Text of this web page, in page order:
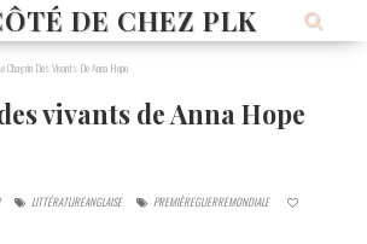
DE CHEZ PLK
Chagrin Des Vivants De Anna Hope
vivants de Anna Hope
LITTÉRATUREANGLAISE
PREMIÈREGUERREMONDIALE